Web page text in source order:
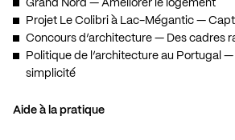
Grand Nord — Améliorer le logement
Projet Le Colibri à Lac-Mégantic —
Concours d’architecture — Des cadres
Politique de l’architecture au Portugal —
simplicité
Aide à la pratique